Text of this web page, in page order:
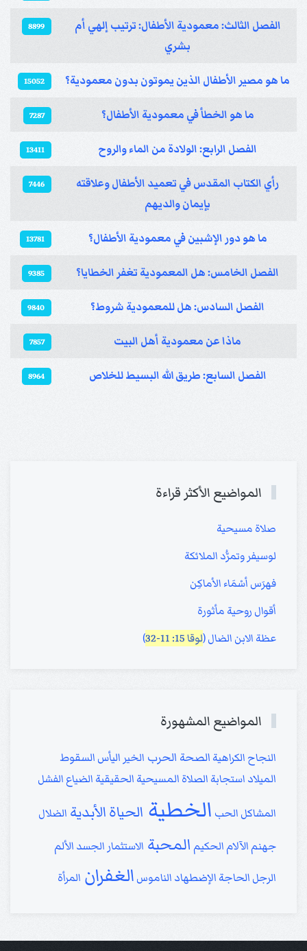
الفصل الثالث: معمودية الأطفال: ترتيب إلهي أم
بشري
8899
ما هو مصير الأطفال الذين يموتون بدون معمودية؟ 15052
ما هو الخطأ في معمودية الأطفال؟ 7287
الفصل الرابع: الولادة من الماء والروح 13411
رأي الكتاب المقدس في تعميد الأطفال وعلاقته
بإيمان والديهم
7446
ما هو دور الإشبين في معمودية الأطفال؟ 13781
الفصل الخامس: هل المعمودية تغفر الخطايا؟ 9385
الفصل السادس: هل للمعمودية شروط؟ 9840
ماذا عن معمودية أهل البيت 7857
الفصل السابع: طريق الله البسيط للخلاص 8964
المواضيع الأكثر قراءة
صلاة مسيحية
لوسيفر وتمرُّد الملائكة
فهرَس أسْمَاء الأماكِن
أقوال روحية مأثورة
عظة الابن الضال (لوقا 15: 11-32 )
المواضيع المشهورة
النجاح الكراهية الصحة الحرب الخير اليأس السقوط
الميلاد استجابة الصلاة المسيحية الحقيقية الضياع الفشل
المشاكل الحب الخطية الحياة الأبدية الضلال
جهنم الآلام الحكيم المحبة الاستثمار الجسد الألم
الرجل الحاجة الإضطهاد الناموس الغفران المرأة